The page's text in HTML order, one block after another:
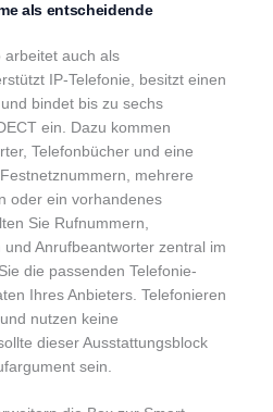
als entscheidende
arbeitet auch als
IP-Telefonie, besitzt einen
bindet bis zu sechs
ein. Dazu kommen
Telefonbücher und eine
mehrere
oder ein vorhandenes
Sie Rufnummern,
und Anrufbeantworter zentral im
die passenden Telefonie-
Ihres Anbieters. Telefonieren
nutzen keine
dieser Ausstattungsblock
sein.